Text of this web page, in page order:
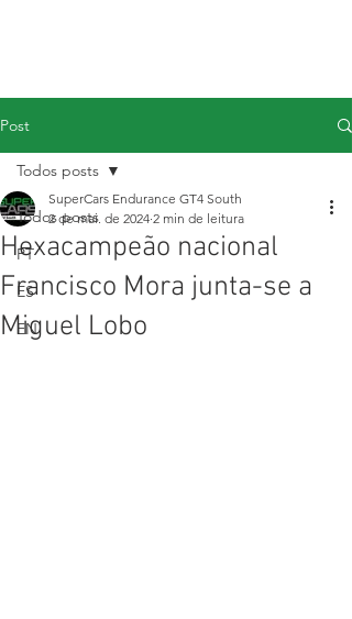
Post
Todos posts
PT
ES
EN
Todos posts
Hexacampeão nacional
Francisco Mora junta-se a
Miguel Lobo
SuperCars Endurance GT4 South
2 de mai. de 2024 2 min de leitura